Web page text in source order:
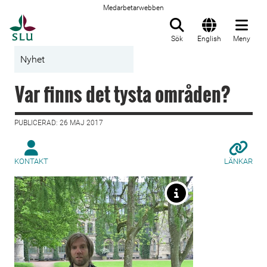
Medarbetarwebben
Sök English Meny
Nyhet
Var finns det tysta områden?
PUBLICERAD: 26 MAJ 2017
KONTAKT LÄNKAR